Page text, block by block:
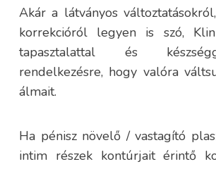
Akár a látványos
korrekcióról legyen is szó,
tapasztalattal és
rendelkezésre, hogy valóra
álmait.
Ha pénisz növelő / vastagító
intim részek kontúrjait érintő